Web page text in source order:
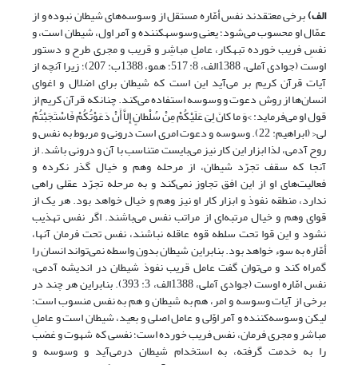
الف)برخی معتقدند نفس أمّاره مستقل از وسوسه‌های شیطان نبوده و از
عمّال او محسوب می‌شود؛ یعنی وسوسه‏کننده و آمر اول، شیطان است، و
نفسِ فریب خورده تبهکار، عاملِ مباشِر و قریب و مجری طرح و دستور
اوست (جوادی آملی، 1388الف، 8: 517؛ همو، 1388ب: 207)؛ زیرا آنچه از
آیات قرآن کریم بر می‌آید این است که شیطان برای اضلال و اغوای
انسان‌ها از روش دعوت و وسوسه استفاده می‌کند. چنانکه قرآن کریم از
قول او می‌فرماید: >وَ ما کانَ لِیَ عَلَیْکُمْ مِنْ سُلْطانٍ إِلاَّ أَنْ دَعَوْتُکُمْ فَاسْتَجَبْتُمْ
لی< (ابراهیم: 22). وسوسه و دعوت امری است درونی و مربوط به نفس و
روح آدمی، لذا ابزار این کار نیز می‌بایست متناسب با آن و درونی باشد. از
آنجا که سقف تجرّد شیطان، از مرحله وهم و خیال گذر نکرده و
فعالیت‌های او از این افق تجاوز نمی‌کند و به مرحله تجرّد عقلی راهی
ندارد، منطقه نفوذ و ابزار کار او نیز وهم و خیال خواهد بود. هر یک از
قوای وهم و خیال مرتبه‌ای از مراتب نفس می‌باشند. اگر نفس تهذیب
نشود و این قوا تحت سلطه قوه عاقله نباشند، نفس تحت فرمان آنها،
أمّاره به سوء خواهد بود. بنابراین شیطان بدون واسطه نمی‌تواند انسان را
گمراه کند و می‌توان گفت عامل قریب نفوذ شیطان در اندیشه آدمی،
نفس امّاره اوست (جوادی آملی، 1388الف، 3: 393). بنابراین هر چند در
برخی از آیات وسوسه و امر، هم به شیطان و هم به نفس منسوب است؛
لیکن وسوسه‌کننده و آمر اوّلی و عامل اصلی و بعید، شیطان است و عاملِ
مباشر و مجری فرمان، نفس فریب خورده است؛ نفسی که شهوت و غضب
را به خدمت گرفته، به استخدام شیطان درمی‌آید و وسوسه و